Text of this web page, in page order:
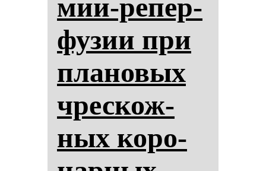
мии-ре­пер­
фу­зии при
пла­но­вых
чрес­кож­
ных ко­ро­